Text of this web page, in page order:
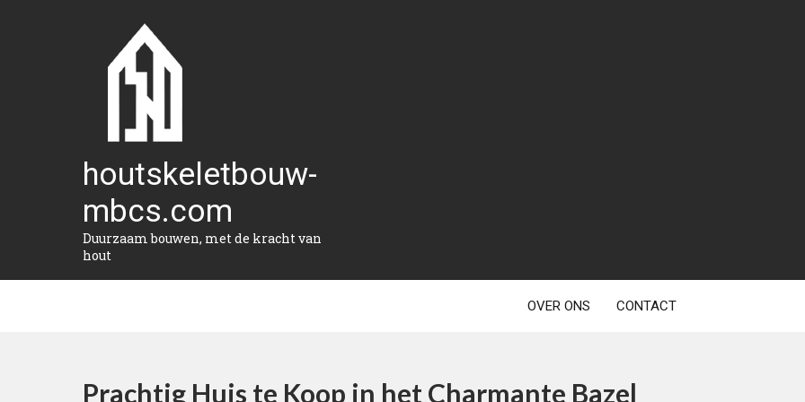
houtskeletbouw-
mbcs.com
Duurzaam bouwen, met de kracht van
hout
OVER ONS CONTACT
Prachtig Huis te Koop in het Charmante Bazel